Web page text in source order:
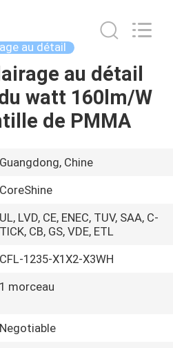
au détail
au détail
watt 160lm/W
de PMMA
Guangdong, Chine
CoreShine
UL, LVD, CE, ENEC, TUV, SAA, C-
TICK, CB, GS, VDE, ETL
CFL-1235-X1X2-X3WH
1 morceau
Negotiable